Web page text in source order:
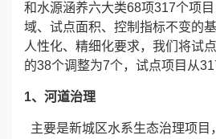
中
和水源涵养六大类68项317个项
域、试点面积、控制指标不变的
人性化、精细化要求，我们将试
的38个调整为7个，试点项目从
1、河道治理
主要是新城区水系生态治理项目